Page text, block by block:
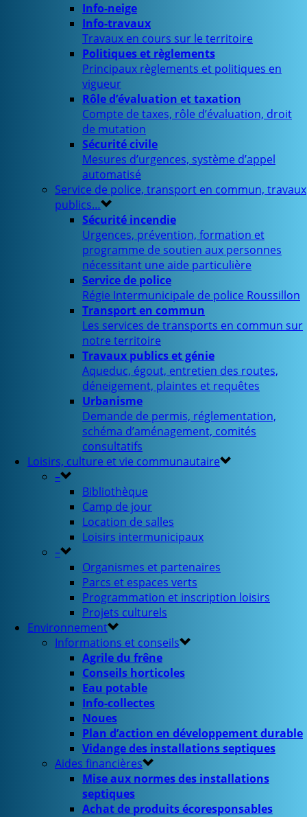
Info-neige
Info-travaux
Travaux en cours sur le territoire
Politiques et règlements
Principaux règlements et politiques en
vigueur
Rôle d’évaluation et taxation
Compte de taxes, rôle d’évaluation, droit
de mutation
Sécurité civile
Mesures d’urgences, système d’appel
automatisé
Service de police, transport en commun, travaux
publics…
Sécurité incendie
Urgences, prévention, formation et
programme de soutien aux personnes
nécessitant une aide particulière
Service de police
Régie Intermunicipale de police Roussillon
Transport en commun
Les services de transports en commun sur
notre territoire
Travaux publics et génie
Aqueduc, égout, entretien des routes,
déneigement, plaintes et requêtes
Urbanisme
Demande de permis, réglementation,
schéma d’aménagement, comités
consultatifs
Loisirs, culture et vie communautaire
–
Bibliothèque
Camp de jour
Location de salles
Loisirs intermunicipaux
–
Organismes et partenaires
Parcs et espaces verts
Programmation et inscription loisirs
Projets culturels
Environnement
Informations et conseils
Agrile du frêne
Conseils horticoles
Eau potable
Info-collectes
Noues
Plan d’action en développement durable
Vidange des installations septiques
Aides financières
Mise aux normes des installations
septiques
Achat de produits écoresponsables